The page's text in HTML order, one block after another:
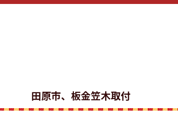
田原市、板金笠木取付